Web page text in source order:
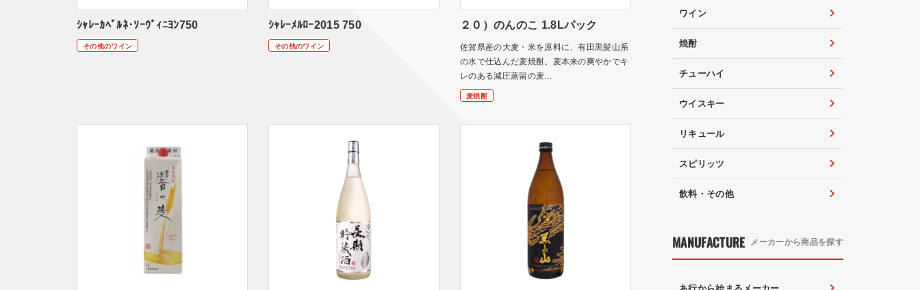
ｼｬﾚｰｶﾍﾞﾙﾈ･ｿｰｳﾞｨﾆﾖﾝ750
その他のワイン
ｼｬﾚｰﾒﾙﾛｰ2015 750
その他のワイン
２０）のんのこ 1.8Lパック
佐賀県産の大麦・米を原料に、有田黒髪山系
の水で仕込んだ麦焼酎。麦本来の爽やかでキ
レのある減圧蒸留の麦…
麦焼酎
ワイン
焼酎
チューハイ
ウイスキー
リキュール
スピリッツ
飲料・その他
MANUFACTURE メーカーから商品を探す